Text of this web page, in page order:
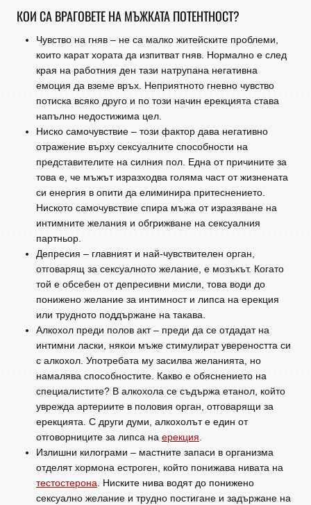
КОИ СА ВРАГОВЕТЕ НА МЪЖКАТА ПОТЕНТНОСТ?
Чувство на гняв – не са малко житейските проблеми,
които карат хората да изпитват гняв. Нормално е след
края на работния ден тази натрупана негативна
емоция да вземе връх. Неприятното гневно чувство
потиска всяко друго и по този начин ерекцията става
напълно недостижима цел.
Ниско самочувствие – този фактор дава негативно
отражение върху сексуалните способности на
представителите на силния пол. Една от причините за
това е, че мъжът изразходва голяма част от жизнената
си енергия в опити да елиминира притеснението.
Ниското самочувствие спира мъжа от изразяване на
интимните желания и обгрижване на сексуалния
партньор.
Депресия – главният и най-чувствителен орган,
отговарящ за сексуалното желание, е мозъкът. Когато
той е обсебен от депресивни мисли, това води до
понижено желание за интимност и липса на ерекция
или трудното поддържане на такава.
Алкохол преди полов акт – преди да се отдадат на
интимни ласки, някои мъже стимулират увереността си
с алкохол. Употребата му засилва желанията, но
намалява способностите. Какво е обяснението на
специалистите? В алкохола се съдържа етанол, който
уврежда артериите в половия орган, отговарящи за
ерекцията. С други думи, алкохолът е един от
отговорниците за липса на ерекция.
Излишни килограми – мастните запаси в организма
отделят хормона естроген, който понижава нивата на
тестостерона. Ниските нива водят до понижено
сексуално желание и трудно постигане и задържане на